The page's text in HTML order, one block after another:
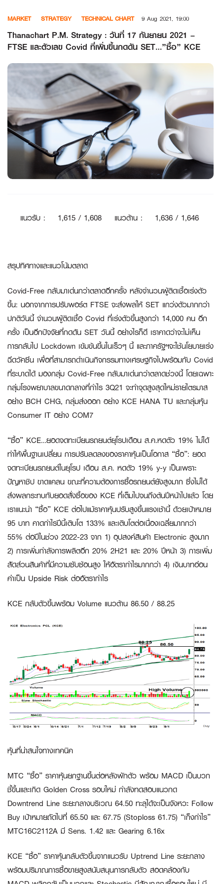
content
MARKET STRATEGY TECHNICAL CHART 9 Aug 2021, 19:00
Thanachart P.M. Strategy : วันที่ 17 กันยายน 2021 –
FTSE และตัวเลข Covid ที่เพิ่มขึ้นกดดัน SET…”ซื้อ” KCE
แนวรับ: 1,615 / 1,608 แนวต้าน : 1,636 / 1,646
สรุปทิศทางและแนวโน้มตลาด
Covid-Free กลับมาเด่นกว่าตลาดอีกครั้ง หลังจำนวนผู้ติดเชื้อเร่งตัว
ขึ้น: นอกจากการปรับพอร์ต FTSE จะส่งผลให้ SET แกว่งตัวมากกว่า
ปกติวันนี้ จำนวนผู้ติดเชื้อ Covid ที่เร่งตัวขึ้นสูงกว่า 14,000 คน อีก
ครั้ง เป็นอีกปัจจัยที่กดดัน SET วันนี้ อย่างไรก็ดี เราคาดว่าจะไม่เห็น
การกลับไป Lockdown เข้มข้นขึ้นในเร็วๆ นี้ และภาครัฐฯจะใช้นโยบายเร่ง
ฉีดวัคซีน เพื่อที่สามารถดำเนินกิจกรรมทางเศรษฐกิจไปพร้อมกับ Covid
ที่ระบาดได้ มองกลุ่ม Covid-Free กลับมาเด่นกว่าตลาดช่วงนี้ โดยเฉพาะ
กลุ่มโรงพยาบาลขนาดกลางที่กำไร 3Q21 จะทำจุดสูงสุดใหม่รายไตรมาส
อย่าง BCH CHG, กลุ่มส่งออก อย่าง KCE HANA TU และกลุ่มหุ้น
Consumer IT อย่าง COM7
“ซื้อ” KCE…ยอดจดทะเบียนรถยนต์ยุโรปเดือน ส.ค.หดตัว 19% ไม่ได้
ทำให้พื้นฐานเปลี่ยน การปรับลดลงของราคาหุ้นเป็นโอกาส “ซื้อ”: ยอด
จดทะเบียนรถยนต์ในยุโรป เดือน ส.ค. หดตัว 19% y-y เป็นเพราะ
ปัญหาชิป ขาดแคลน ขณะที่ความต้องการซื้อรถยนต์ยังสูงมาก ซึ่งไม่ได้
ส่งผลกระทบกับยอดสั่งซื้อของ KCE ที่เต็มไปจนถึงต้นปีหน้าไปแล้ว โดย
เราแนะนำ “ซื้อ” KCE ต่อไปแม้ราคาหุ้นปรับสูงขึ้นแรงเช้านี้ ด้วยเป้าหมาย
95 บาท คาดกำไรปีนี้เติบโต 133% และเติบโตต่อเนื่องเฉลี่ยมากกว่า
55% ต่อปีในช่วง 2022-23 จาก 1) อุปสงค์สินค้า Electronic สูงมาก
2) การเพิ่มกำลังการผลิตอีก 20% 2H21 และ 20% ปีหน้า 3) การเพิ่ม
สัดส่วนสินค้าที่มีความซับซ้อนสูง ให้อัตรากำไรมากกว่า 4) เงินบาทอ่อน
ค่าเป็น Upside Risk ต่ออัตรากำไร
KCE กลับตัวขึ้นพร้อม Volume แนวต้าน 86.50 / 88.25
หุ้นที่น่าสนใจทางเทคนิค
MTC “ซื้อ” ราคาหุ้นยกฐานขึ้นต่อหลังพักตัว พร้อม MACD เป็นบวก
ชี้ขึ้นและเกิด Golden Cross รอบใหม่ กำลังทดสอบแนวกด
Downtrend Line ระยะกลางบริเวณ 64.50 ทะลุได้จะเป็นจังหวะ Follow
Buy เป้าหมายถัดไปที่ 65.50 และ 67.75 (Stoploss 61.75) “เก็งกำไร”
MTC16C2112A มี Sens. 1.42 และ Gearing 6.16x
KCE “ซื้อ” ราคาหุ้นกลับตัวขึ้นจากแนวรับ Uptrend Line ระยะกลาง
พร้อมปริมาณการซื้อขายสูงสนับสนุนการกลับตัว สอดคล้องกับ